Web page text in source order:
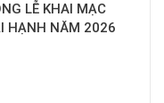
LỄ KHAI MẠC
HẠNH NĂM 2026